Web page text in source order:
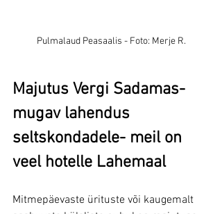
Pulmalaud Peasaalis - Foto: Merje R.
Majutus Vergi Sadamas-
mugav lahendus
seltskondadele- meil on
veel hotelle Lahemaal
Mitmepäevaste ürituste või kaugemalt